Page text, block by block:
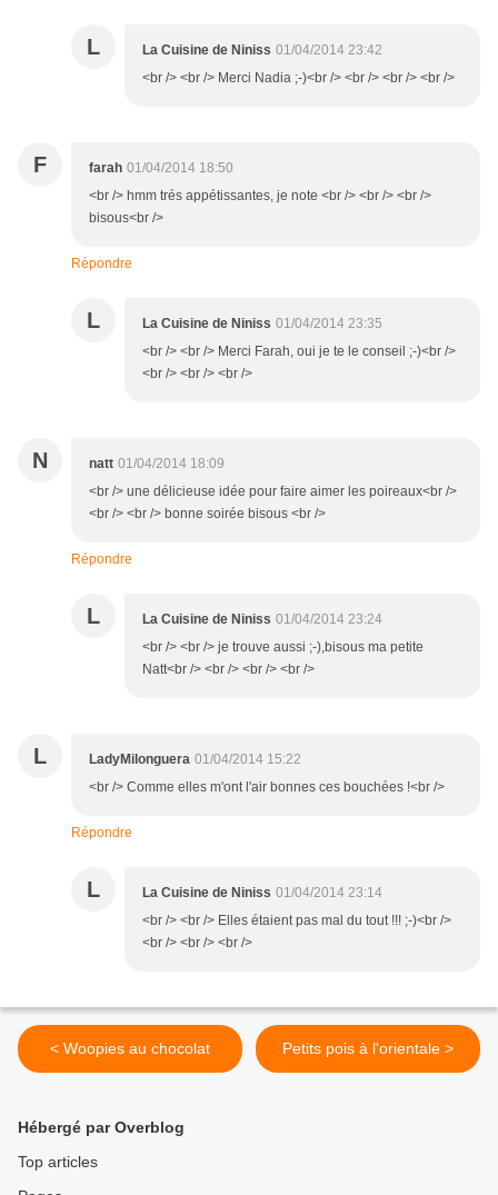
L La Cuisine de Niniss 01/04/2014 23:42
<br /> <br /> Merci Nadia ;-)<br /> <br /> <br /> <br />
F farah 01/04/2014 18:50
<br /> hmm trés appétissantes, je note <br /> <br /> <br />
bisous<br />
Répondre
L La Cuisine de Niniss 01/04/2014 23:35
<br /> <br /> Merci Farah, oui je te le conseil ;-)<br />
<br /> <br /> <br />
N natt 01/04/2014 18:09
<br /> une délicieuse idée pour faire aimer les poireaux<br />
<br /> <br /> bonne soirée bisous <br />
Répondre
L La Cuisine de Niniss 01/04/2014 23:24
<br /> <br /> je trouve aussi ;-),bisous ma petite
Natt<br /> <br /> <br /> <br />
L LadyMilonguera 01/04/2014 15:22
<br /> Comme elles m'ont l'air bonnes ces bouchées !<br />
Répondre
L La Cuisine de Niniss 01/04/2014 23:14
<br /> <br /> Elles étaient pas mal du tout !!! ;-)<br />
<br /> <br /> <br />
< Woopies au chocolat Petits pois à l'orientale >
Hébergé par Overblog
Top articles